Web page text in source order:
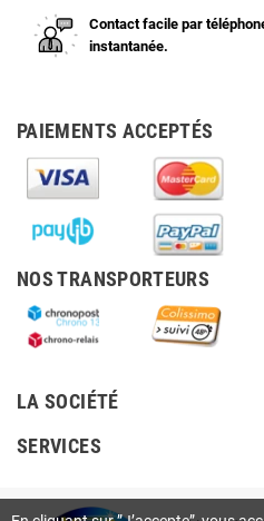
Contact facile par
instantanée.
PAIEMENTS ACCEPTÉS
NOS TRANSPORTEURS
LA SOCIÉTÉ
SERVICES